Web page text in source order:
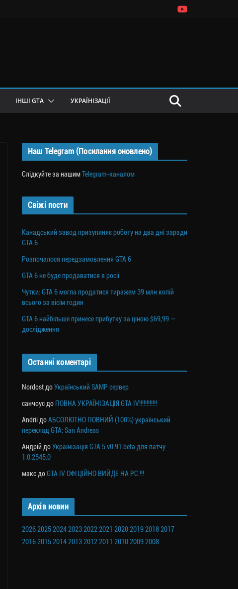
ІНШІ GTA УКРАЇНІЗАЦІЇ
Наш Telegram (Посилання оновлено)
Слідкуйте за нашимTelegram-каналом
Свіжі пости
Канадський завод призупиняє роботу на два дні заради
GTA 6
Розпочалося передзамовлення GTA 6
GTA 6 не буде продаватися в росії
Чутки: GTA 6 могла продатися тиражем 39 млн копій
всього за вісім годин
GTA 6 найбільше принесе прибутку за ціною $69,99 —
дослідження
Останні коментарі
Nordost доУкраїнський SAMP сервер
санчоус до ПОВНА УКРАЇНІЗАЦІЯ GTA IV!!!!!!!!!!!!
Andrii доАБСОЛЮТНО ПОВНИЙ (100%) український
переклад GTA: San Andreas
Андрій доУкраїнізація GTA 5 v0.91 beta для патчу
1.0.2545.0
макс доGTA IV ОФІЦІЙНО ВИЙДЕ НА PC !!!
Архів новин
202620252024202320222021 2020201920182017
201620152014201320122011 201020092008